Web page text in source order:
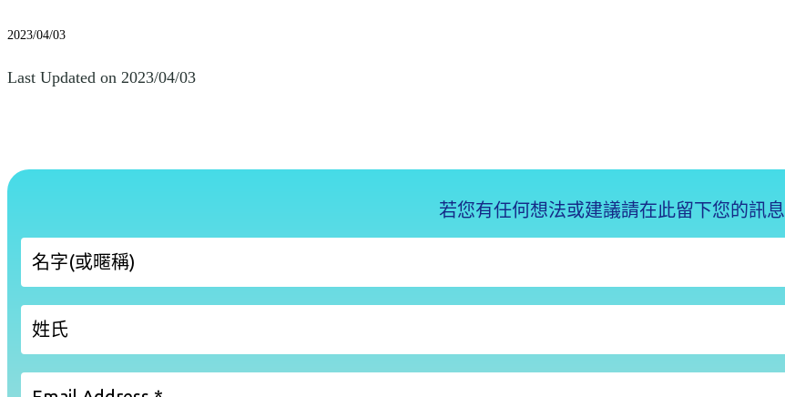
2023/04/03
Last Updated on 2023/04/03
若您有任何想法或建議請在此留下您的訊息